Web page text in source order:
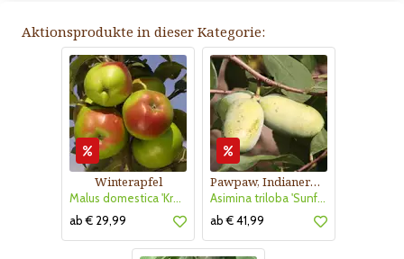
Aktionsprodukte in dieser Kategorie:
Winterapfel
Malus domestica 'Kronprinz Rudolf'
ab € 29,99
Pawpaw, Indianerbanane
Asimina triloba 'Sunflower'
ab € 41,99